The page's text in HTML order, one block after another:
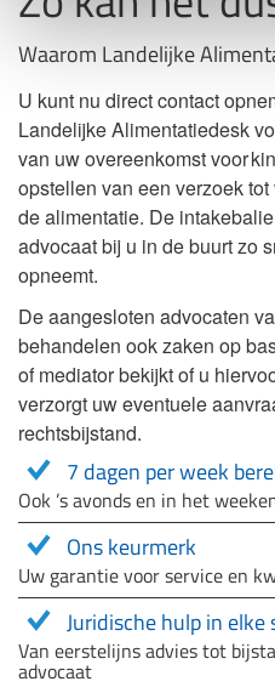
Waarom Landelijke
U kunt nu direct contact
Landelijke Alimentatiedesk
van uw overeenkomst voor
opstellen van een verzoek
de alimentatie. De
advocaat bij u in de buurt zo
opneemt.
De aangesloten advocaten
behandelen ook zaken op
of mediator bekijkt of u
verzorgt uw eventuele
rechtsbijstand.
7 dagen per week
Ook ’s avonds en in het
Ons keurmerk
Uw garantie voor service en
Juridische hulp in elke
Van eerstelijns advies tot
advocaat